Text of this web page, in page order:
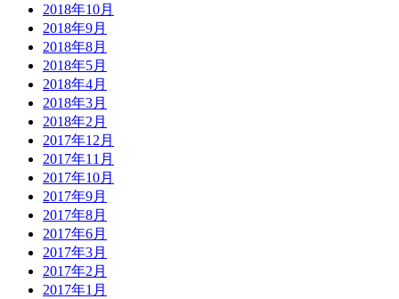
2018年10月
2018年9月
2018年8月
2018年5月
2018年4月
2018年3月
2018年2月
2017年12月
2017年11月
2017年10月
2017年9月
2017年8月
2017年6月
2017年3月
2017年2月
2017年1月